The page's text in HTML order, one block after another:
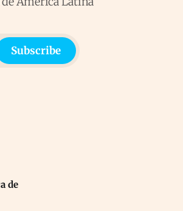
Subscribe
de